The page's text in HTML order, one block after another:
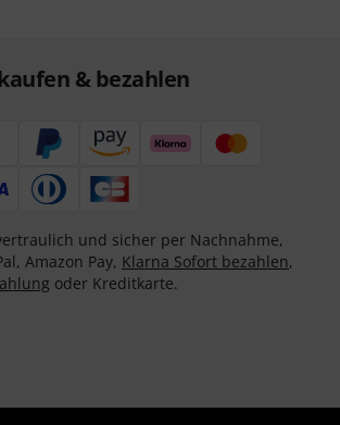
& bezahlen
und sicher per Nachnahme,
Amazon Pay, Klarna Sofort bezahlen,
oder Kreditkarte.